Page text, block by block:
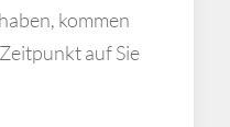
kommen
auf Sie